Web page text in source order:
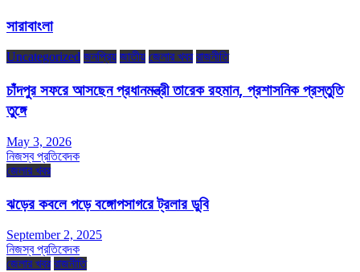
সারাবাংলা
Uncategorized জনপ্রিয় জাতীয় জেলার খবর রাজনীতি
চাঁদপুর সফরে আসছেন প্রধানমন্ত্রী তারেক রহমান, প্রশাসনিক প্রস্তুতি
তুঙ্গে
May 3, 2026
নিজস্ব প্রতিবেদক
জেলার খবর
ঝড়ের কবলে পড়ে বঙ্গোপসাগরে ট্রলার ডুবি
September 2, 2025
নিজস্ব প্রতিবেদক
জেলার খবর রাজনীতি